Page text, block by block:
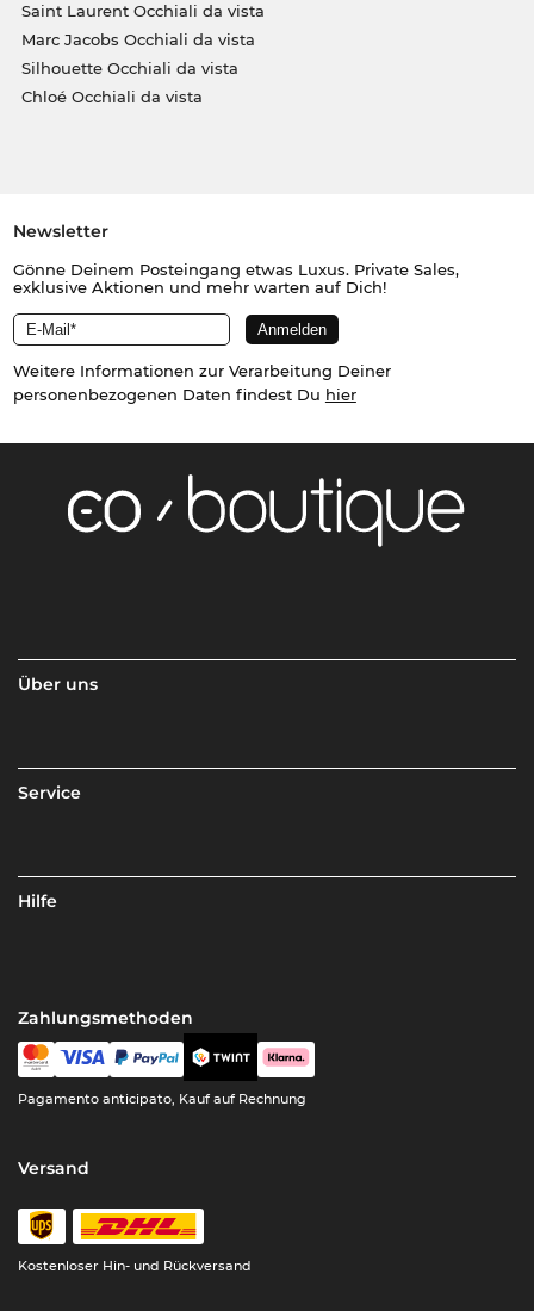
Saint Laurent Occhiali da vista
Marc Jacobs Occhiali da vista
Silhouette Occhiali da vista
Chloé Occhiali da vista
Newsletter
Gönne Deinem Posteingang etwas Luxus. Private Sales,
exklusive Aktionen und mehr warten auf Dich!
Weitere Informationen zur Verarbeitung Deiner
personenbezogenen Daten findest Du hier
Über uns
Service
Hilfe
Zahlungsmethoden
Pagamento anticipato, Kauf auf Rechnung
Versand
Kostenloser Hin- und Rückversand